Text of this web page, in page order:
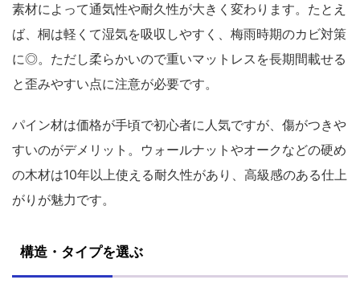
素材によって通気性や耐久性が大きく変わります。たとえ
ば、桐は軽くて湿気を吸収しやすく、梅雨時期のカビ対策
に◎。ただし柔らかいので重いマットレスを長期間載せる
と歪みやすい点に注意が必要です。
パイン材は価格が手頃で初心者に人気ですが、傷がつきや
すいのがデメリット。ウォールナットやオークなどの硬め
の木材は10年以上使える耐久性があり、高級感のある仕上
がりが魅力です。
構造・タイプを選ぶ